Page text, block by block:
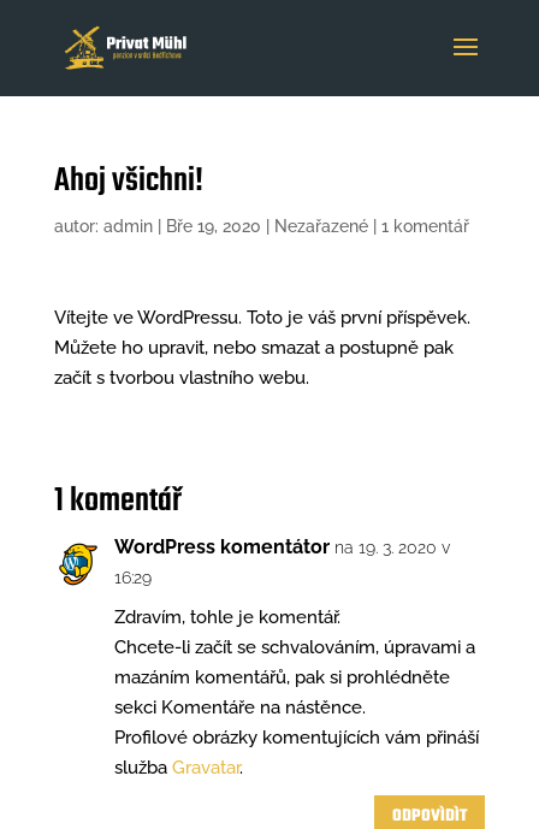
Ahoj všichni!
autor: admin| Bře 19, 2020 Nezařazené| 1 komentář
Vítejte ve WordPressu. Toto je váš první příspěvek.
Můžete ho upravit, nebo smazat a postupně pak
začít s tvorbou vlastního webu.
1 komentář
WordPress komentátor na 19. 3. 2020 v
16:29
Zdravím, tohle je komentář.
Chcete-li začít se schvalováním, úpravami a
mazáním komentářů, pak si prohlédněte
sekci Komentáře na nástěnce.
Profilové obrázky komentujících vám přináší
služba Gravatar.
ODPOVÌDÌT